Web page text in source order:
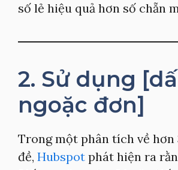
số lẻ hiệu quả hơn số chẵn
2. Sử dụng
ngoặc đơn]
Trong một phân tích về
đề, Hubspot phát hiện ra